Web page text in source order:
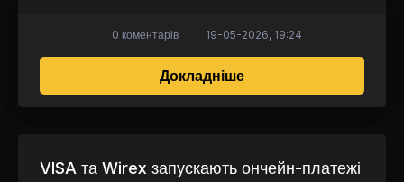
Докладнішепро CZ та Пітер
0 коментарів 19-05-2026, 19:24
VISA та Wirex запускають ончейн-платежі